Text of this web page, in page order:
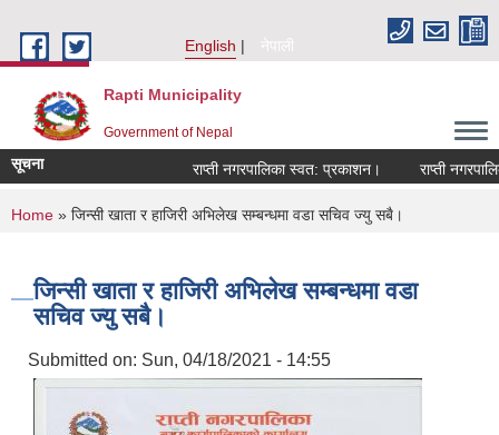
English
नेपाली
Rapti Municipality
Government of Nepal
सूचना राप्ती नगरपालिका स्वत: प्रकाशन। राप्ती
You are here
Home » जिन्सी खाता र हाजिरी अभिलेख सम्बन्धमा वडा सचिव ज्यु सबै।
जिन्सी खाता र हाजिरी अभिलेख सम्बन्धमा वडा
सचिव ज्यु सबै।
Submitted on: Sun, 04/18/2021 - 14:55